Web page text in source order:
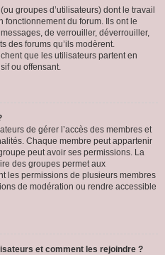
groupes d’utilisateurs) dont le travail
fonctionnement du forum. Ils ont le
de verrouiller, déverrouiller,
des forums qu’ils modèrent.
que les utilisateurs partent en
ou offensant.
de gérer l’accès des membres et
Chaque membre peut appartenir
peut avoir ses permissions. La
des groupes permet aux
les permissions de plusieurs membres
de modération ou rendre accessible
et comment les rejoindre ?